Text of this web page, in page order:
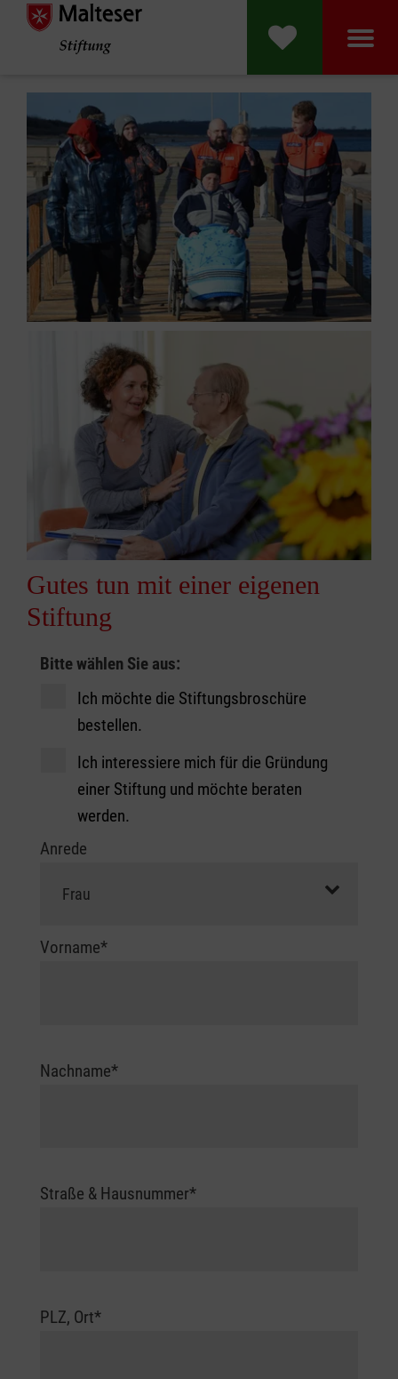
Gutes tun mit einer eigenen
Stiftung
Kontaktformular
Bitte wählen Sie aus:
Ich möchte die Stiftungsbroschüre
bestellen.
Ich interessiere mich für die Gründung
einer Stiftung und möchte beraten
werden.
Anrede
Vorname*
Nachname*
Straße & Hausnummer*
PLZ, Ort*